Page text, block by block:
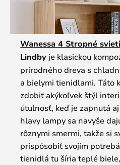
Wanessa 4 Stropné
Lindby je klasickou
prírodného dreva s
a bielymi tienidlami. Táto
zdobiť akýkoľvek štýl
útulnosť, keď je zapnutá
hlavy lampy sa navyše
rôznymi smermi, takže si
prispôsobiť svojim
tienidlá tu šíria teplé